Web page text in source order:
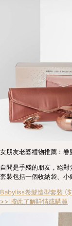
女朋友老婆禮物推薦﹕卷
自問是手殘的朋友，絕
套裝包括一個收納袋、小
Babyliss卷髮造型套裝
>> 按此了解詳情或購買